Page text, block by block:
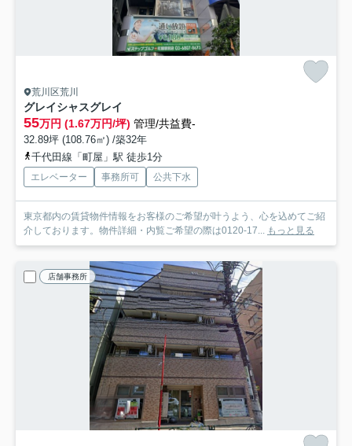
荒川区荒川
グレイシャスグレイ
55万円 (1.67万円/坪) 管理/共益費-
32.89坪 (108.76㎡) /築32年
千代田線「町屋」駅 徒歩1分
エレベーター 事務所可 公共下水
東京都内の賃貸物件情報をお客様のご希望が叶うよう、心を込めてご紹
介しております。物件詳細・内覧ご希望の際は0120-17...
もっと見る
店舗事務所